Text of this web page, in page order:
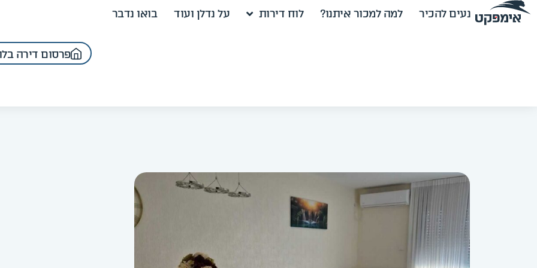
נעים להכיר למה למכור איתנו? לוח דירות על נדלן ועוד בואו נדבר
פרסום דירה